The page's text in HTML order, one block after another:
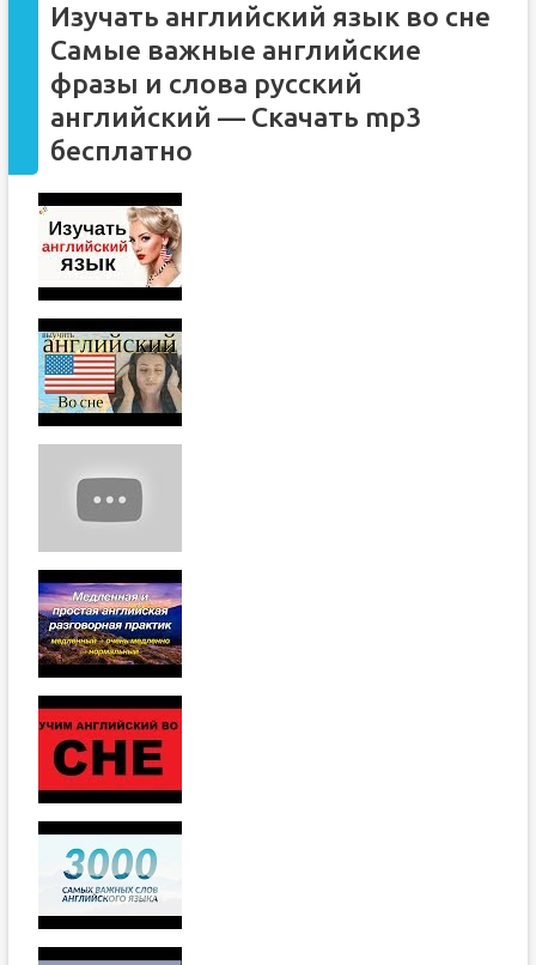
Изучать английский язык во сне
Самые важные английские
фразы и слова русский
английский — Скачать mp3
бесплатно